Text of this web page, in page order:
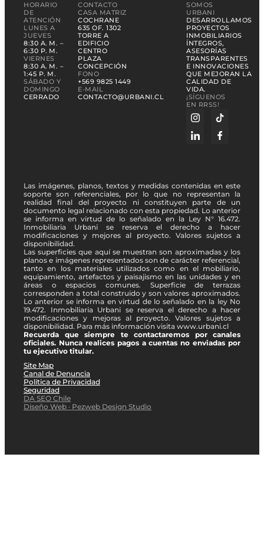
HORARIO
DE
ATENCIÓN
LUNES A
JUEVES
8:30 A. M. –
6:30 P. M.
VIERNES
8:30 A. M. –
1:45 P. M.
SÁBADO Y
DOMINGO
CERRADO
CONTACTO
CASA MATRIZ
COCHRANE
635 OF. 1302
TORRE A
EDIFICIO
CENTRO
PLAZA
CONCEPCIÓN
FONO
+569 9825 1449
E-MAIL
CONTACTO@URBANI.CL
SOMOS
URBANI
DESARROLLAMOS
PROYECTOS
INMOBILIARIOS
ÍNTEGROS,
ASESORÍAS
TRANSPARENTES
E INNOVACIONES
QUE MEJORAN LA
CALIDAD DE
VIDA.
¡SÍGUENOS
EN RRSS!
Las imágenes, planos, textos y medidas contenidas en este
soporte son referenciales, por lo que no representan la
realidad final del proyecto ni constituyen parte de un
documento legal relacionado con esta propiedad. Lo anterior
se informa en virtud de lo señalado en la Ley N° 16.472.
Inmobiliaria Urbani se reserva el derecho a hacer
modificaciones y mejores al proyecto. Valores sujetos a
disponibilidad.
Las superficies que aquí se muestran son aproximadas y los
planos e imágenes representados son de carácter referencial,
tanto en los materiales utilizados como en el mobiliario,
equipamiento, artefactos y paisajismo en las unidades y en
áreas o espacios comunes. Superficie de terrazas
corresponden a total construido y son valores aproximados.
Lo anterior se informa en virtud de lo señalado en la ley No
19.472. Inmobiliaria Urbani se reserva el derecho a hacer
modificaciones y mejoras al proyecto. Valores sujetos a
disponibilidad. Para más información visita www.urbani.cl
Recuerda que siempre te contactaremos por canales
oficiales. Nunca realices pagos a cuentas no enviadas por
tu ejecutivo titular.
Site Map
Canal de Denuncia
Política de Privacidad
Seguridad
DA SEO Chile
Diseño Web · Pezweb Design Studio